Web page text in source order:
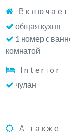
Включает
общая кухня
1 номер с
комнатой
Interior
чулан
А также